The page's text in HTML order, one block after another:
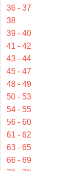
36 - 37
38
39 - 40
41 - 42
43 - 44
45 - 47
48 - 49
50 - 53
54 - 55
56 - 60
61 - 62
63 - 65
66 - 69